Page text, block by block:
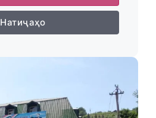
Натиҷаҳо